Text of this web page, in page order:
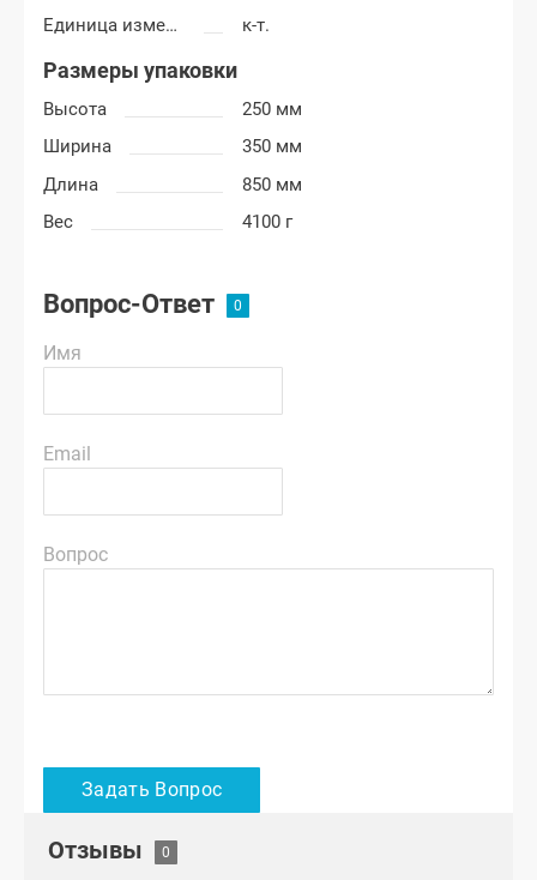
Единица измерения
к-т.
Размеры упаковки
Высота
250 мм
Ширина
350 мм
Длина
850 мм
Вес
4100 г
Вопрос-Ответ
Имя
Email
Вопрос
Отзывы